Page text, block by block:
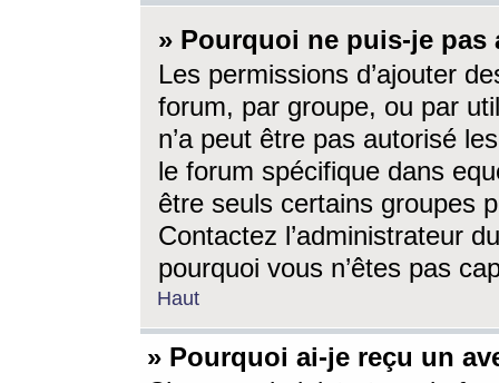
» Pourquoi ne puis-je
Les permissions d’ajouter
forum, par groupe, ou par
n’a peut être pas autorisé
le forum spécifique dans
être seuls certains groupes
Contactez l’administrateur
pourquoi vous n’êtes pas
Haut
» Pourquoi ai-je reçu un